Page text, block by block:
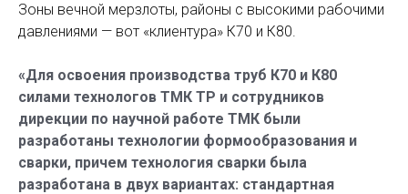
Зоны вечной ­мерзлоты, районы с высокими рабочими
давлениями — вот «клиентура» К70 и К80.
«Для освоения производства труб К70 и К80
силами технологов ТМК ТР и сотрудников
дирекции по научной работе ТМК были
разработаны технологии формообразования и
сварки, причем технология сварки была
разработана в двух вариантах: стандартная